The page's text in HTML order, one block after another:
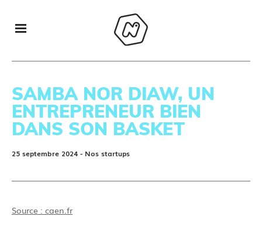
SAMBA NOR DIAW, UN
ENTREPRENEUR BIEN
DANS SON BASKET
25 septembre 2024 - Nos startups
Source : caen.fr